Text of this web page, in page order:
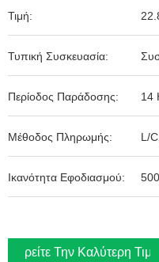
Τιμή:
Τυπική Συσκευασία:
Περίοδος Παράδοσης: 14
Μέθοδος Πληρωμής: L/
Ικανότητα Εφοδιασμού:
Βρείτε Την Καλύτερη Τιμή